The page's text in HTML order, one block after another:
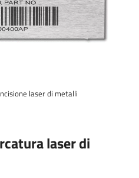
laser di metalli
laser di